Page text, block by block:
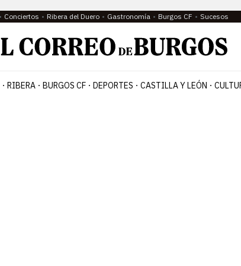
Conciertos Ribera del Duero Gastronomía Burgos CF Sucesos
RIBERA BURGOS CF DEPORTES CASTILLA Y LEÓN